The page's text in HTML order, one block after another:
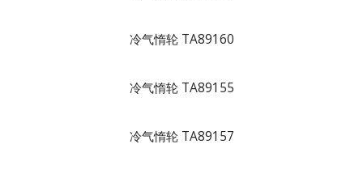
冷气惰轮 TA89160
冷气惰轮 TA89155
冷气惰轮 TA89157